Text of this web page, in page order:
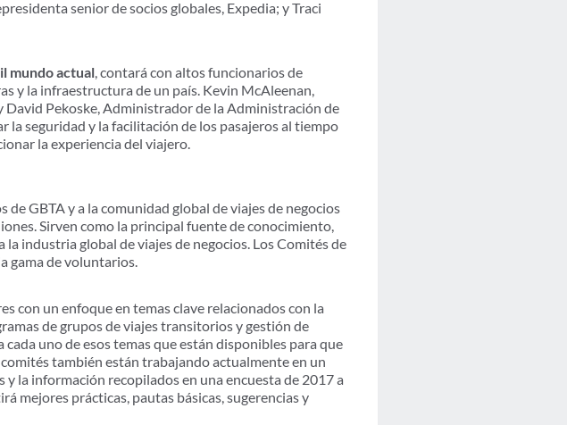
senior de socios globales, Expedia; y Traci
mundo actual, contará con altos funcionarios de
y la infraestructura de un país. Kevin McAleenan,
David Pekoske, Administrador de la Administración de
la seguridad y la facilitación de los pasajeros al tiempo
la experiencia del viajero.
GBTA y a la comunidad global de viajes de negocios
Sirven como la principal fuente de conocimiento,
industria global de viajes de negocios. Los Comités de
gama de voluntarios.
con un enfoque en temas clave relacionados con la
de grupos de viajes transitorios y gestión de
uno de esos temas que están disponibles para que
también están trabajando actualmente en un
la información recopilados en una encuesta de 2017 a
mejores prácticas, pautas básicas, sugerencias y